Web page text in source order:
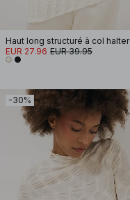
Haut long structuré à col halter
EUR 27.96 EUR 39.95
-30%